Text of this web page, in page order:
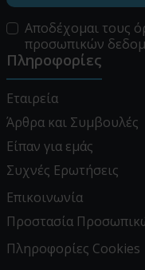
Αποδέχομαι τους
προσωπικών
Πληροφορίες
Εταιρεία
Άρθρα και Συμβουλές
Είπαν για εμάς
Συχνές Ερωτήσεις
Επικοινωνία
Προστασία
Πληροφορίες Cookies